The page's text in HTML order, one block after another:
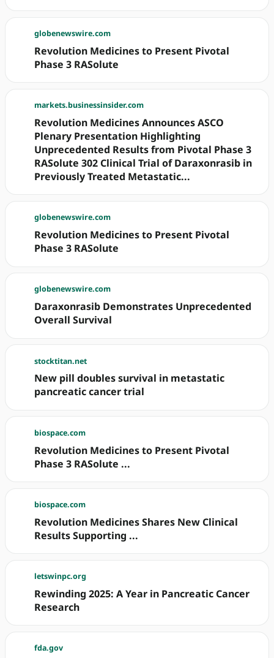
globenewswire.com
Revolution Medicines to Present Pivotal
Phase 3 RASolute
markets.businessinsider.com
Revolution Medicines Announces ASCO
Plenary Presentation Highlighting
Unprecedented Results from Pivotal Phase 3
RASolute 302 Clinical Trial of Daraxonrasib in
Previously Treated Metastatic...
globenewswire.com
Revolution Medicines to Present Pivotal
Phase 3 RASolute
globenewswire.com
Daraxonrasib Demonstrates Unprecedented
Overall Survival
stocktitan.net
New pill doubles survival in metastatic
pancreatic cancer trial
biospace.com
Revolution Medicines to Present Pivotal
Phase 3 RASolute ...
biospace.com
Revolution Medicines Shares New Clinical
Results Supporting ...
letswinpc.org
Rewinding 2025: A Year in Pancreatic Cancer
Research
fda.gov